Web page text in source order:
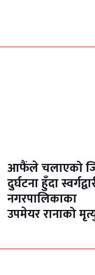
आफैंले चलाएको
दुर्घटना हुँदा
नगरपालिकाका
उपमेयर रानाको